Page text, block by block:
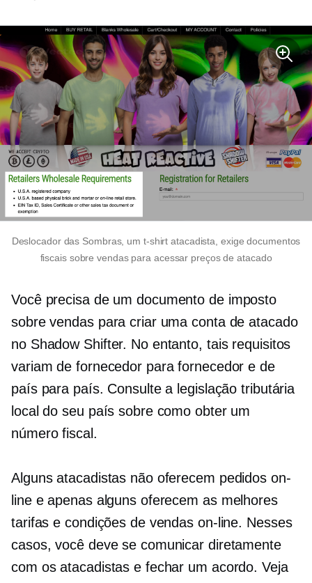
Deslocador das Sombras, um t-shirt atacadista, exige documentos
fiscais sobre vendas para acessar preços de atacado
Você precisa de um documento de imposto
sobre vendas para criar uma conta de atacado
no Shadow Shifter. No entanto, tais requisitos
variam de fornecedor para fornecedor e de
país para país. Consulte a legislação tributária
local do seu país sobre como obter um
número fiscal.
Alguns atacadistas não oferecem pedidos on-
line e apenas alguns oferecem as melhores
tarifas e condições de vendas on-line. Nesses
casos, você deve se comunicar diretamente
com os atacadistas e fechar um acordo. Veja